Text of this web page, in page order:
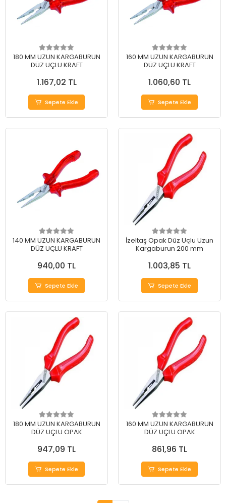
180 MM UZUN KARGABURUN
DÜZ UÇLU KRAFT
1.167,02 TL
Sepete Ekle
160 MM UZUN KARGABURUN
DÜZ UÇLU KRAFT
1.060,60 TL
Sepete Ekle
140 MM UZUN KARGABURUN
DÜZ UÇLU KRAFT
940,00 TL
Sepete Ekle
İzeltaş Opak Düz Uçlu Uzun
Kargaburun 200 mm
1.003,85 TL
Sepete Ekle
180 MM UZUN KARGABURUN
DÜZ UÇLU OPAK
947,09 TL
Sepete Ekle
160 MM UZUN KARGABURUN
DÜZ UÇLU OPAK
861,96 TL
Sepete Ekle